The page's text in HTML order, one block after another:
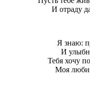
И отраду
Я знаю:
И
Тебя хочу
Моя